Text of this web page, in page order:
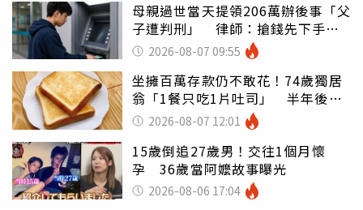
母親過世當天提領206萬辦後事「父
子遭判刑」 律師：搶錢先下手是
罪 2026-08-07 09:55
坐擁百萬存款仍不敢花！74歲獨居
翁「1餐只吃1片吐司」 半年後暴
瘦嚇壞女兒
2026-08-07 12:01
15歲倒追27歲男！交往1個月懷
孕 36歲當阿嬤故事曝光
2026-08-06 17:04